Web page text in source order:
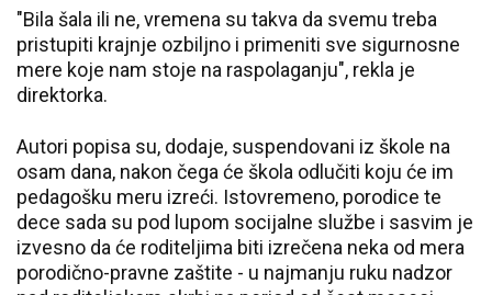
"Bila šala ili ne, vremena su takva da svemu treba
pristupiti krajnje ozbiljno i primeniti sve sigurnosne
mere koje nam stoje na raspolaganju", rekla je
direktorka.
Autori popisa su, dodaje, suspendovani iz škole na
osam dana, nakon čega će škola odlučiti koju će im
pedagošku meru izreći. Istovremeno, porodice te
dece sada su pod lupom socijalne službe i sasvim je
izvesno da će roditeljima biti izrečena neka od mera
porodično-pravne zaštite - u najmanju ruku nadzor